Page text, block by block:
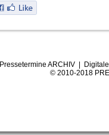
Pressetermine ARCHIV|
© 2010-2018